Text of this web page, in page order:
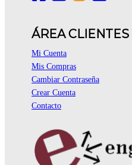
ÁREA CLIENTES
Mi Cuenta
Mis Compras
Cambiar Contraseña
Crear Cuenta
Contacto